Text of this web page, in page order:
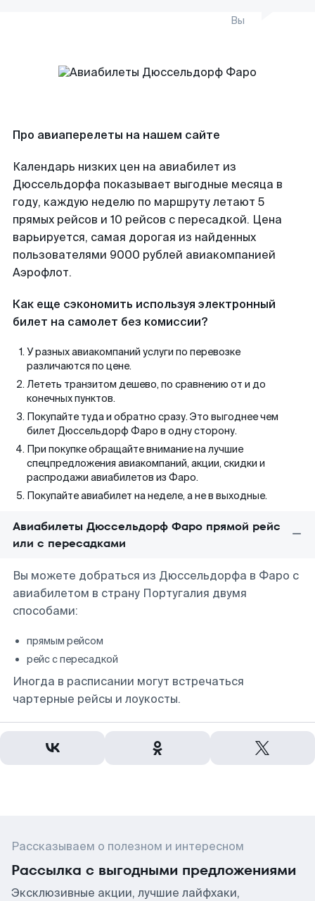
Вы
Про авиаперелеты на нашем сайте
Календарь низких цен на авиабилет из
Дюссельдорфа показывает выгодные месяца в
году, каждую неделю по маршруту летают 5
прямых рейсов и 10 рейсов с пересадкой. Цена
варьируется, самая дорогая из найденных
пользователями 9000 рублей авиакомпанией
Аэрофлот.
Как еще сэкономить используя электронный
билет на самолет без комиссии?
У разных авиакомпаний услуги по перевозке
различаются по цене.
Лететь транзитом дешево, по сравнению от и до
конечных пунктов.
Покупайте туда и обратно сразу. Это выгоднее чем
билет Дюссельдорф Фаро в одну сторону.
При покупке обращайте внимание на лучшие
спецпредложения авиакомпаний, акции, скидки и
распродажи авиабилетов из Фаро.
Покупайте авиабилет на неделе, а не в выходные.
Авиабилеты Дюссельдорф Фаро прямой рейс
или с пересадками
Вы можете добраться из Дюссельдорфа в Фаро с
авиабилетом в страну Португалия двумя
способами:
прямым рейсом
рейс с пересадкой
Иногда в расписании могут встречаться
чартерные рейсы и лоукосты.
Рассказываем о полезном и интересном
Рассылка с выгодными предложениями
Эксклюзивные акции, лучшие лайфхаки,